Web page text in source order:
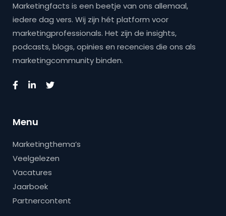
Marketingfacts is een beetje van ons allemaal,
iedere dag vers. Wij zijn hét platform voor
marketingprofessionals. Het zijn de insights,
podcasts, blogs, opinies en recencies die ons als
marketingcommunity binden.
Menu
Marketingthema’s
Veelgelezen
Vacatures
Jaarboek
Partnercontent